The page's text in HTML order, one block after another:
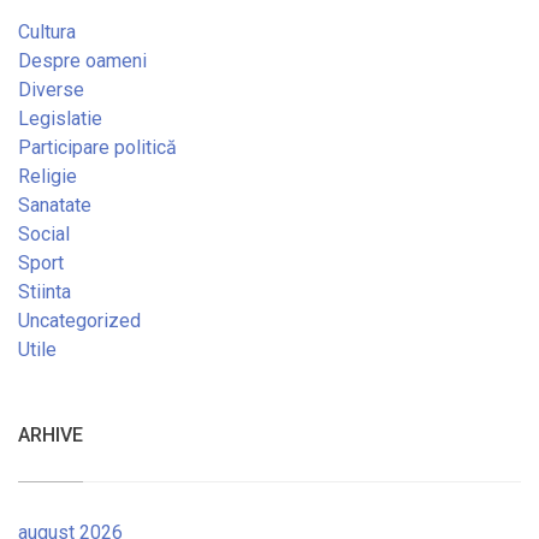
Cultura
Despre oameni
Diverse
Legislatie
Participare politică
Religie
Sanatate
Social
Sport
Stiinta
Uncategorized
Utile
ARHIVE
august 2026